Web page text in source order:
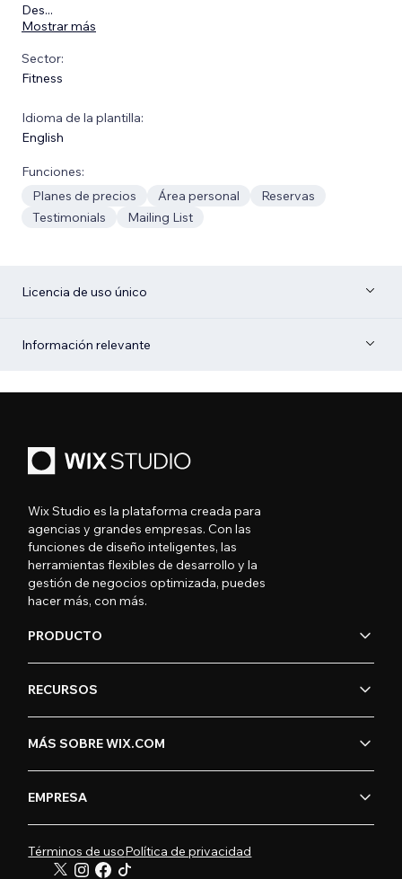
Des...
Mostrar más
Sector:
Fitness
Idioma de la plantilla:
English
Funciones:
Planes de precios
Área personal
Reservas
Testimonials
Mailing List
Licencia de uso único
Información relevante
Wix Studio es la plataforma creada para
agencias y grandes empresas. Con las
funciones de diseño inteligentes, las
herramientas flexibles de desarrollo y la
gestión de negocios optimizada, puedes
hacer más, con más.
PRODUCTO
RECURSOS
MÁS SOBRE WIX.COM
EMPRESA
Términos de usoPolítica de privacidad